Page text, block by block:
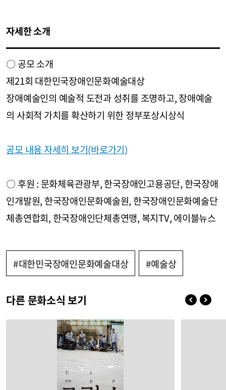
자세한 소개
〇 공모 소개
제21회 대한민국장애인문화예술대상
장애예술인의 예술적 도전과 성취를 조명하고, 장애예술
의 사회적 가치를 확산하기 위한 정부포상시상식
공모 내용 자세히 보기(바로가기)
〇 후원 : 문화체육관광부, 한국장애인고용공단, 한국장애
인개발원, 한국장애인문화예술원, 한국장애인문화예술단
체총연합회, 한국장애인단체총연맹, 복지TV, 에이블뉴스
#대한민국장애인문화예술대상 #예술상
다른 문화소식 보기